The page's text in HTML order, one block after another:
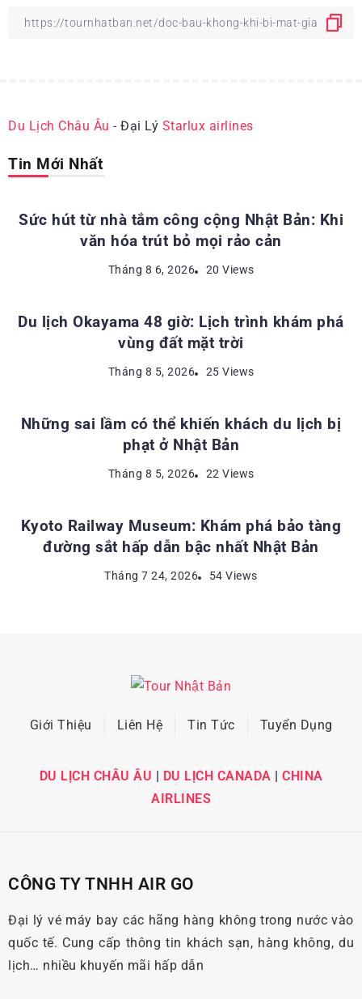
Du Lịch Châu Âu - Đại Lý Starlux airlines
Tin Mới Nhất
Sức hút từ nhà tắm công cộng Nhật Bản: Khi
văn hóa trút bỏ mọi rảo cản
Tháng 8 6, 2026 20 Views
ĐỊA ĐIỂM DU LỊCH NHẬT BẢN
Du lịch Okayama 48 giờ: Lịch trình khám phá
vùng đất mặt trời
Tháng 8 5, 2026 25 Views
KINH NGHIỆM DU LỊCH NHẬT BẢN
Những sai lầm có thể khiến khách du lịch bị
phạt ở Nhật Bản
Tháng 8 5, 2026 22 Views
ĐỊA ĐIỂM DU LỊCH NHẬT BẢN
Kyoto Railway Museum: Khám phá bảo tàng
đường sắt hấp dẫn bậc nhất Nhật Bản
Tháng 7 24, 2026 54 Views
Giới Thiệu Liên Hệ Tin Tức Tuyển Dụng
DU LỊCH CHÂU ÂU | DU LỊCH CANADA | CHINA
AIRLINES
CÔNG TY TNHH AIR GO
Đại lý vé máy bay các hãng hàng không trong nước vào
quốc tế. Cung cấp thông tin khách sạn, hàng không, du
lịch… nhiều khuyến mãi hấp dẫn